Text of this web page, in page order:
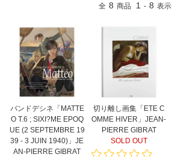
全 8 商品 1 - 8 表示
バンドデシネ「MATTE
O T.6 ; SIXI?ME EPOQ
UE (2 SEPTEMBRE 19
39 - 3 JUIN 1940)」JE
AN-PIERRE GIBRAT
切り離し画集「ETE C
OMME HIVER」JEAN-
PIERRE GIBRAT
SOLD OUT